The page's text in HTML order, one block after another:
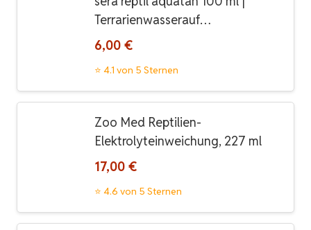
Terrarienwasserauf…
6,00 €
⭐ 4.1 von 5 Sternen
Zoo Med Reptilien-
Elektrolyteinweichung, 227 ml
17,00 €
⭐ 4.6 von 5 Sternen